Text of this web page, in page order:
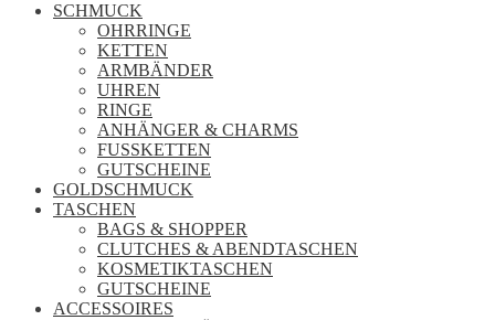
SCHMUCK
OHRRINGE
KETTEN
ARMBÄNDER
UHREN
RINGE
ANHÄNGER & CHARMS
FUSSKETTEN
GUTSCHEINE
GOLDSCHMUCK
TASCHEN
BAGS & SHOPPER
CLUTCHES & ABENDTASCHEN
KOSMETIKTASCHEN
GUTSCHEINE
ACCESSOIRES